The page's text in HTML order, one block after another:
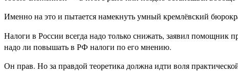
Именно на это и пытается намекнуть умный кремлёвский
Налоги в России всегда надо только снижать, заявил помощник
надо ли повышать в РФ налоги по его мнению.
Он прав. Но за правдой теоретика должна идти воля